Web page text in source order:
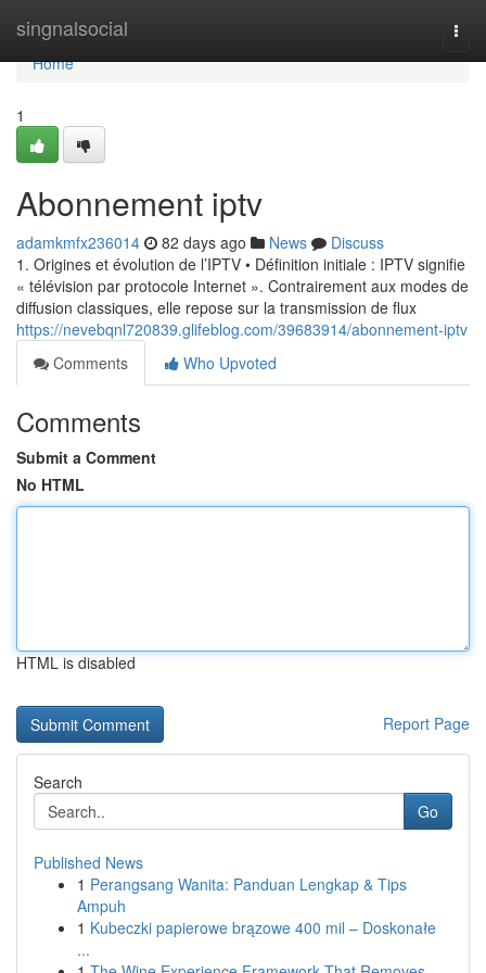
singnalsocial
Home
Home
1
Abonnement iptv
adamkmfx236014 82 days ago News
Discuss
1. Origines et évolution de l’IPTV • Définition initiale : IPTV signifie
« télévision par protocole Internet ». Contrairement aux modes de
diffusion classiques, elle repose sur la transmission de flux
https://nevebqnl720839.glifeblog.com/39683914/abonnement-iptv
Comments
Who Upvoted
Comments
Submit a Comment
No HTML
HTML is disabled
Report Page
Search
Go
Published News
1 Perangsang Wanita: Panduan Lengkap & Tips
Ampuh
1 Kubeczki papierowe brązowe 400 mil – Doskonałe
...